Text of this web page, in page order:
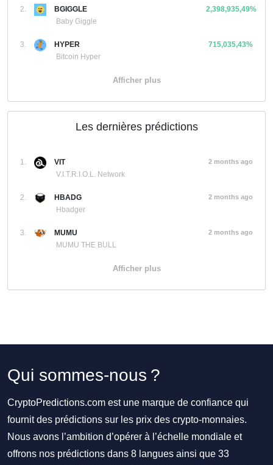
2.
BGIGGLE
Baby Giggle
2,398,935,49%
3.
HYPER
Bitcoin Hyper
715,035,43%
Afficher plus
Les dernières prédictions
1.
VIT
V.I.T.R.I.O.L. Network
2 months ago
2.
HBADG
Hbadger
2 months ago
3.
MUMU
MUMU THE BULL
2 months ago
Afficher plus
Qui sommes-nous ?
CryptoPredictions.com est une marque de confiance qui
fournit des prédictions sur les prix des crypto-monnaies.
Nous avons l’ambition d’opérer à l’échelle mondiale et
offrons nos prédictions dans 8 langues ainsi que 33